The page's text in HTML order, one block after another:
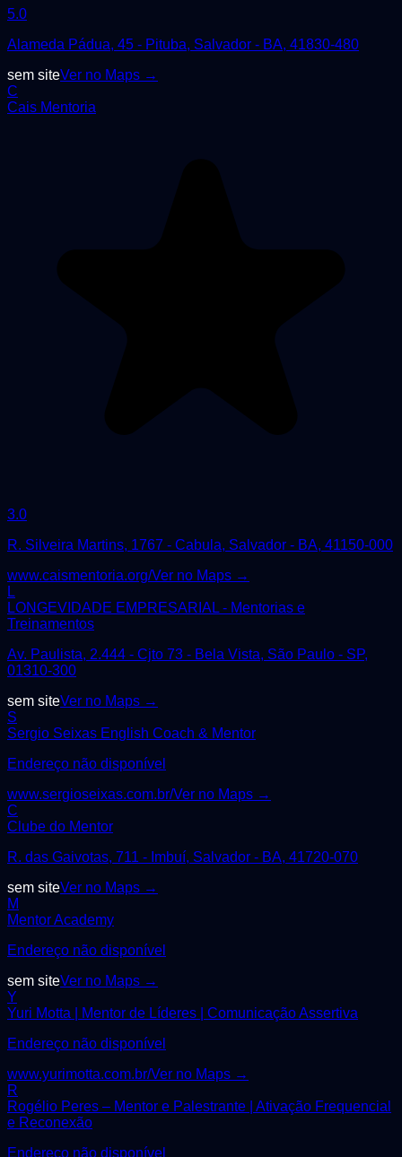
5.0
Alameda Pádua, 45 - Pituba, Salvador - BA, 41830-480
sem siteVer no Maps →
C
Cais Mentoria
3.0
R. Silveira Martins, 1767 - Cabula, Salvador - BA, 41150-000
www.caismentoria.org/Ver no Maps →
L
LONGEVIDADE EMPRESARIAL - Mentorias e
Treinamentos
Av. Paulista, 2.444 - Cjto 73 - Bela Vista, São Paulo - SP,
01310-300
sem siteVer no Maps →
S
Sergio Seixas English Coach & Mentor
Endereço não disponível
www.sergioseixas.com.br/Ver no Maps →
C
Clube do Mentor
R. das Gaivotas, 711 - Imbuí, Salvador - BA, 41720-070
sem siteVer no Maps →
M
Mentor Academy
Endereço não disponível
sem siteVer no Maps →
Y
Yuri Motta | Mentor de Líderes | Comunicação Assertiva
Endereço não disponível
www.yurimotta.com.br/Ver no Maps →
R
Rogélio Peres – Mentor e Palestrante | Ativação Frequencial
e Reconexão
Endereço não disponível